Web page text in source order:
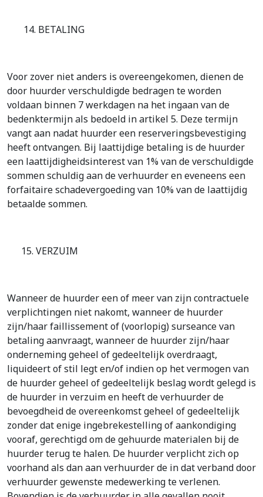
14. BETALING
Voor zover niet anders is overeengekomen, dienen de
door huurder verschuldigde bedragen te worden
voldaan binnen 7 werkdagen na het ingaan van de
bedenktermijn als bedoeld in artikel 5. Deze termijn
vangt aan nadat huurder een reserveringsbevestiging
heeft ontvangen. Bij laattijdige betaling is de huurder
een laattijdigheidsinterest van 1% van de verschuldigde
sommen schuldig aan de verhuurder en eveneens een
forfaitaire schadevergoeding van 10% van de laattijdig
betaalde sommen.
15. VERZUIM
Wanneer de huurder een of meer van zijn contractuele
verplichtingen niet nakomt, wanneer de huurder
zijn/haar faillissement of (voorlopig) surseance van
betaling aanvraagt, wanneer de huurder zijn/haar
onderneming geheel of gedeeltelijk overdraagt,
liquideert of stil legt en/of indien op het vermogen van
de huurder geheel of gedeeltelijk beslag wordt gelegd is
de huurder in verzuim en heeft de verhuurder de
bevoegdheid de overeenkomst geheel of gedeeltelijk
zonder dat enige ingebrekestelling of aankondiging
vooraf, gerechtigd om de gehuurde materialen bij de
huurder terug te halen. De huurder verplicht zich op
voorhand als dan aan verhuurder de in dat verband door
verhuurder gewenste medewerking te verlenen.